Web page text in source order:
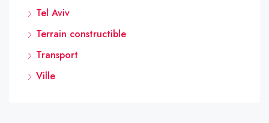
Tel Aviv
Terrain constructible
Transport
Ville